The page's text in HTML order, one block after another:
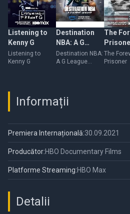
Listening to
Kenny G
Listening to
Kenny G
Destination
NBA: A G
League
Odyssey
Destination NBA:
A G League
The
The
Prisoner
Informații
Premiera Internațională:30.09.2021
Producător:HBO Documentary Films
Platforme Streaming:HBO Max
Detalii